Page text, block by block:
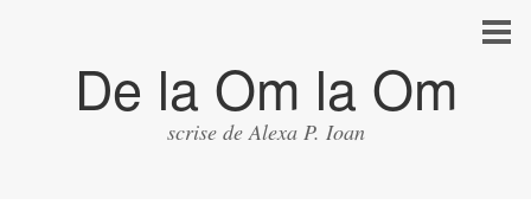
De la Om la Om
scrise de Alexa P. Ioan